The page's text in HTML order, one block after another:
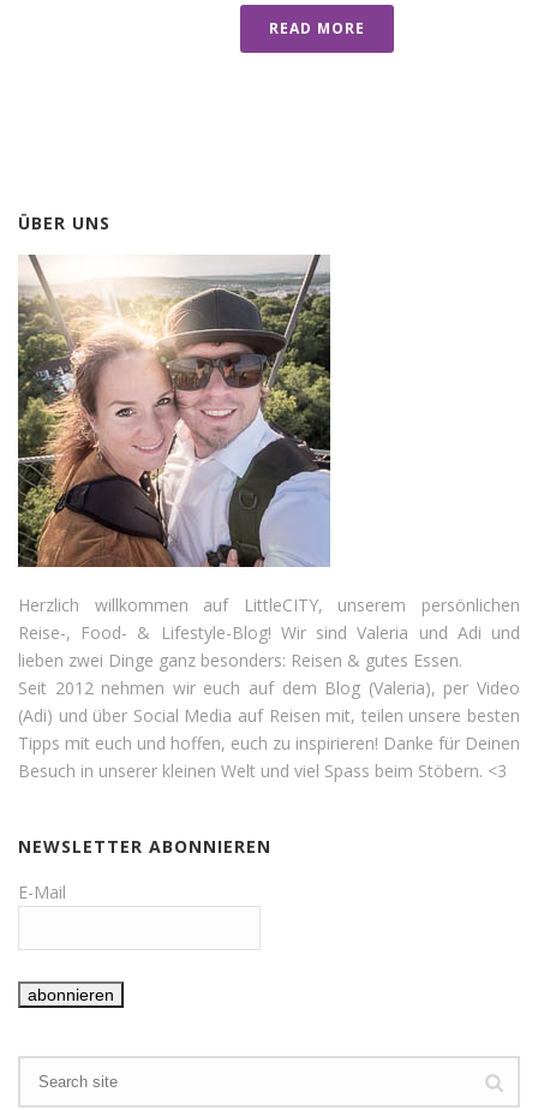
READ MORE
ÜBER UNS
Herzlich willkommen auf LittleCITY, unserem persönlichen
Reise-, Food- & Lifestyle-Blog! Wir sind Valeria und Adi und
lieben zwei Dinge ganz besonders: Reisen & gutes Essen.
Seit 2012 nehmen wir euch auf dem Blog (Valeria), per Video
(Adi) und über Social Media auf Reisen mit, teilen unsere besten
Tipps mit euch und hoffen, euch zu inspirieren! Danke für Deinen
Besuch in unserer kleinen Welt und viel Spass beim Stöbern. <3
NEWSLETTER ABONNIEREN
E-Mail